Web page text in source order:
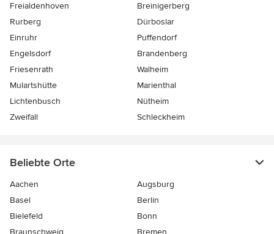
Freialdenhoven
Breinigerberg
Rurberg
Dürboslar
Einruhr
Puffendorf
Engelsdorf
Brandenberg
Friesenrath
Walheim
Mulartshütte
Marienthal
Lichtenbusch
Nütheim
Zweifall
Schleckheim
Beliebte Orte
Aachen
Augsburg
Basel
Berlin
Bielefeld
Bonn